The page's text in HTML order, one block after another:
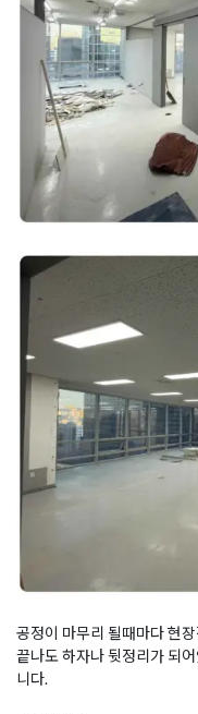
공정이 마무리 될때마다 현
끝나도 하자나 뒷정리가 되
니다.